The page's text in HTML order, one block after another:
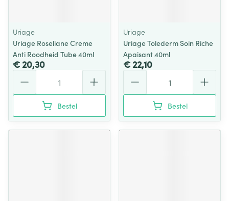
Uriage
Uriage Roseliane Creme
Anti Roodheid Tube 40ml
€ 20,30
Bestel
Uriage
Uriage Tolederm Soin Riche
Apaisant 40ml
€ 22,10
Bestel